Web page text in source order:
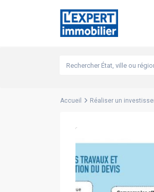
Accueil Réaliser un